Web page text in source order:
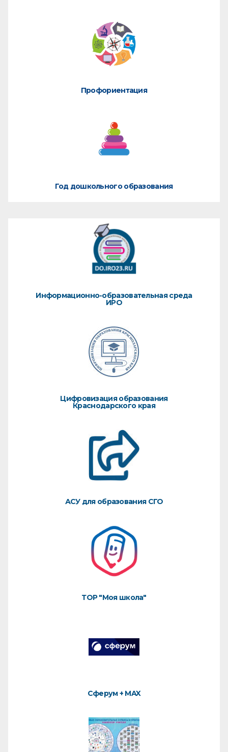
Профориентация
Год дошкольного образования
Информационно-образовательная среда
ИРО
Цифровизация образования
Краснодарского края
АСУ для образования СГО
ТОР "Моя школа"
Сферум + MAX